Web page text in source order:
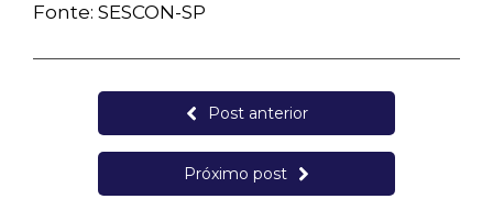
Fonte: SESCON-SP
Post anterior
Próximo post